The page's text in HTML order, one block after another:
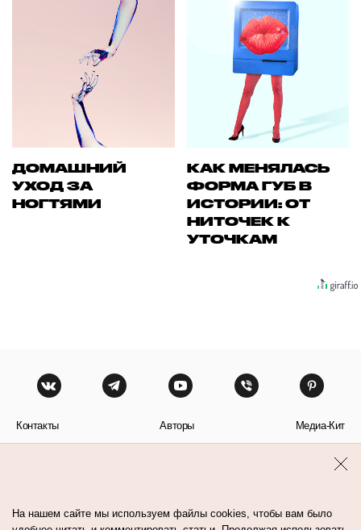
ДОМАШНИЙ
УХОД ЗА
НОГТЯМИ
КАК МЕНЯЛАСЬ
ФОРМА ГУБ В
ИСТОРИИ: ОТ
НИТОЧЕК К
УТОЧКАМ
Контакты Авторы Медиа-Кит
На нашем сайте мы используем файлы cookies, чтобы вам было